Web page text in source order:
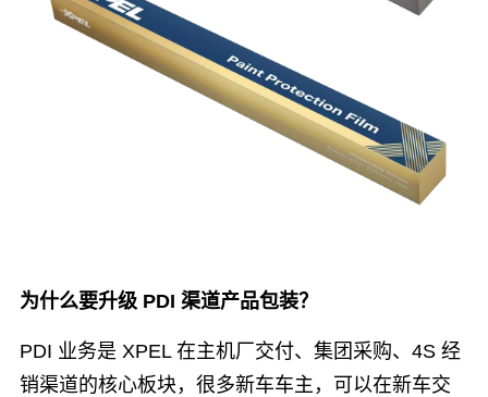
为什么要升级 PDI 渠道产品包装？
PDI 业务是 XPEL 在主机厂交付、集团采购、4S 经
销渠道的核心板块，很多新车车主，可以在新车交